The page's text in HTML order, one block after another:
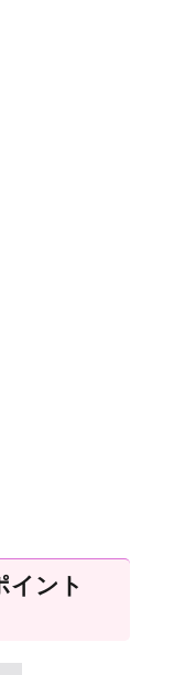
イント